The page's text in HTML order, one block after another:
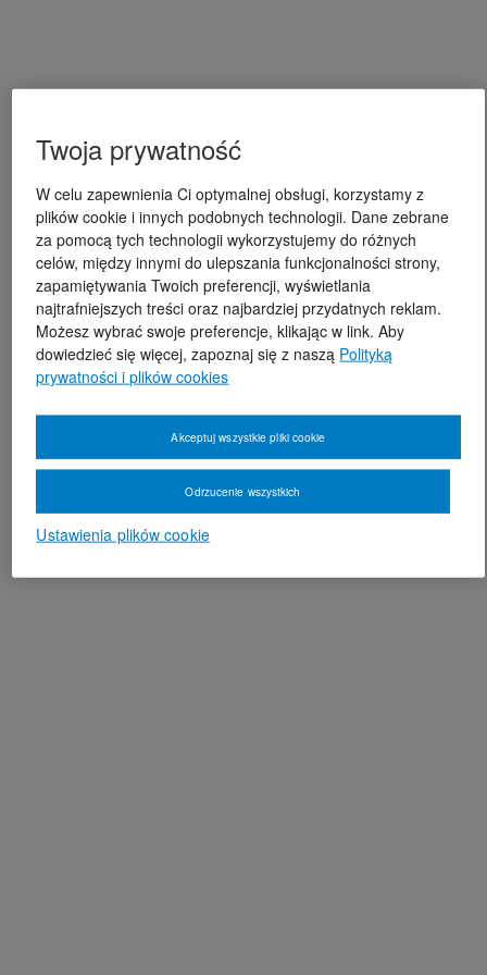
Twoja prywatność
W celu zapewnienia Ci optymalnej obsługi, korzystamy z
plików cookie i innych podobnych technologii. Dane zebrane
za pomocą tych technologii wykorzystujemy do różnych
celów, między innymi do ulepszania funkcjonalności strony,
zapamiętywania Twoich preferencji, wyświetlania
najtrafniejszych treści oraz najbardziej przydatnych reklam.
Możesz wybrać swoje preferencje, klikając w link. Aby
dowiedzieć się więcej, zapoznaj się z naszą Polityką
prywatności i plików cookies
Ustawienia plików cookie
Odrzucenie wszystkich
Akceptuj wszystkie pliki cookie